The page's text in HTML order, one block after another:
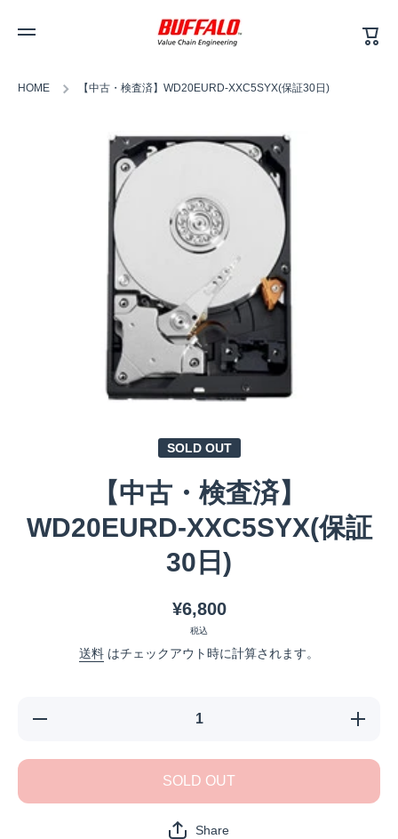
ー
ト
HOME 【中古・検査済】WD20EURD-XXC5SYX(保証30日)
商品情報へスキップ
SOLD OUT
【中古・検査済】
WD20EURD-XXC5SYX(保証
30日)
¥6,800
税込
送料 はチェックアウト時に計算されます。
【中古・検査
XXC5SYX(保
【中古・
量を増
SOLD OUT
Share